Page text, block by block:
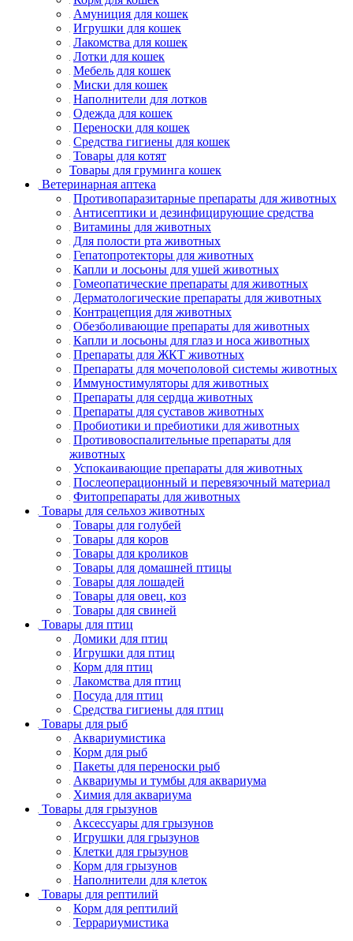
Амуниция для кошек
Игрушки для кошек
Лакомства для кошек
Лотки для кошек
Мебель для кошек
Миски для кошек
Наполнители для лотков
Одежда для кошек
Переноски для кошек
Средства гигиены для кошек
Товары для котят
Товары для груминга кошек
Ветеринарная аптека
Противопаразитарные препараты для животных
Антисептики и дезинфицирующие средства
Витамины для животных
Для полости рта животных
Гепатопротекторы для животных
Капли и лосьоны для ушей животных
Гомеопатические препараты для животных
Дерматологические препараты для животных
Контрацепция для животных
Обезболивающие препараты для животных
Капли и лосьоны для глаз и носа животных
Препараты для ЖКТ животных
Препараты для мочеполовой системы животных
Иммуностимуляторы для животных
Препараты для сердца животных
Препараты для суставов животных
Пробиотики и пребиотики для животных
Противовоспалительные препараты для
животных
Успокаивающие препараты для животных
Послеоперационный и перевязочный материал
Фитопрепараты для животных
Товары для сельхоз животных
Товары для голубей
Товары для коров
Товары для кроликов
Товары для домашней птицы
Товары для лошадей
Товары для овец, коз
Товары для свиней
Товары для птиц
Домики для птиц
Игрушки для птиц
Корм для птиц
Лакомства для птиц
Посуда для птиц
Средства гигиены для птиц
Товары для рыб
Аквариумистика
Корм для рыб
Пакеты для переноски рыб
Аквариумы и тумбы для аквариума
Химия для аквариума
Товары для грызунов
Аксессуары для грызунов
Игрушки для грызунов
Клетки для грызунов
Корм для грызунов
Наполнители для клеток
Товары для рептилий
Корм для рептилий
Террариумистика